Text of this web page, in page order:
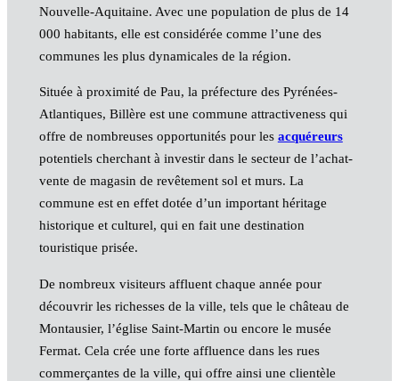
Nouvelle-Aquitaine. Avec une population de plus de 14
000 habitants, elle est considérée comme l’une des
communes les plus dynamicales de la région.
Située à proximité de Pau, la préfecture des Pyrénées-
Atlantiques, Billère est une commune attractiveness qui
offre de nombreuses opportunités pour les acquéreurs
potentiels cherchant à investir dans le secteur de l’achat-
vente de magasin de revêtement sol et murs. La
commune est en effet dotée d’un important héritage
historique et culturel, qui en fait une destination
touristique prisée.
De nombreux visiteurs affluent chaque année pour
découvrir les richesses de la ville, tels que le château de
Montausier, l’église Saint-Martin ou encore le musée
Fermat. Cela crée une forte affluence dans les rues
commerçantes de la ville, qui offre ainsi une clientèle